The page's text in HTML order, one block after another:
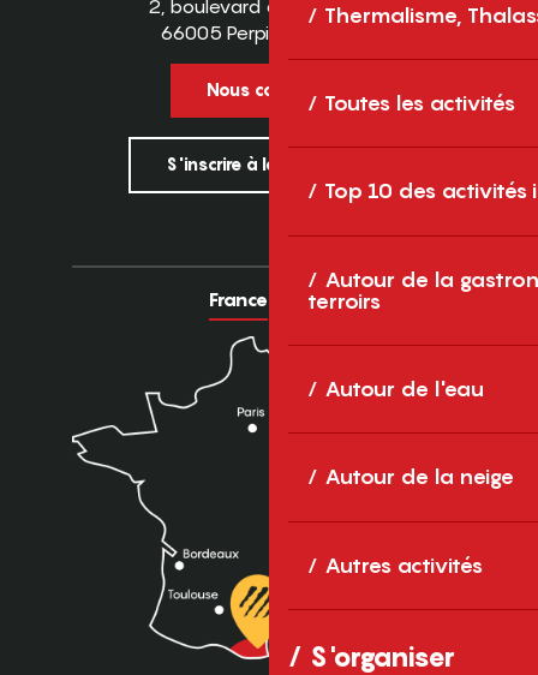
Thermalisme,
Toutes les activités
Top 10 des activités
Autour de la
terroirs
Autour de l'eau
Autour de la neige
Autres activités
S'organiser
2, boulevard des Pyrénées
66005 Perpignan Cedex
Nous contacter
S'inscrire à la newsletter
France Europe